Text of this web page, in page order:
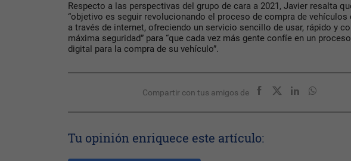
Respecto a las perspectivas del grupo de cara a 2021, Javier resalta
“objetivo es seguir revolucionando el proceso de compra de vehículos
a través de internet, ofreciendo un servicio sencillo de usar, rápido y
máxima seguridad” para “que cada vez más gente confíe en un
digital para la compra de su vehículo”.
Compartir con tus amigos de
Tu opinión enriquece este artículo: